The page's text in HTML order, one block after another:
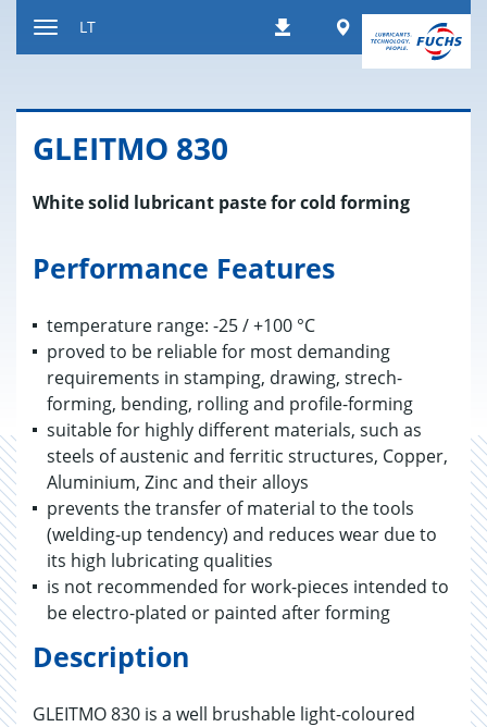
AtsisiuntimaiWorldwide
LT
GLEIT­MO 830
White solid lubricant paste for cold forming
Performance Features
temperature range: -25 / +100 °C
proved to be reliable for most demanding
requirements in stamping, drawing, strech-
forming, bending, rolling and profile-forming
suitable for highly different materials, such as
steels of austenic and ferritic structures, Copper,
Aluminium, Zinc and their alloys
prevents the transfer of material to the tools
(welding-up tendency) and reduces wear due to
its high lubricating qualities
is not recommended for work-pieces intended to
be electro-plated or painted after forming
Description
GLEITMO 830 is a well brushable light-coloured